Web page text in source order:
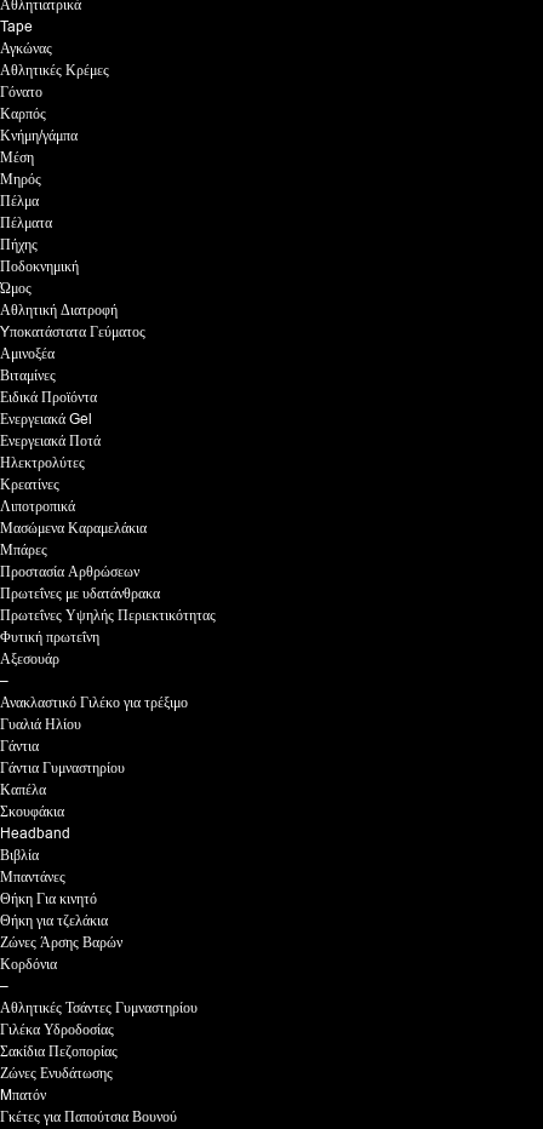
Αθλητιατρικά
Tape
Αγκώνας
Αθλητικές Κρέμες
Γόνατο
Καρπός
Κνήμη/γάμπα
Μέση
Μηρός
Πέλμα
Πέλματα
Πήχης
Ποδοκνημική
Ώμος
Αθλητική Διατροφή
Yποκατάστατα Γεύματος
Αμινοξέα
Βιταμίνες
Ειδικά Προϊόντα
Ενεργειακά Gel
Ενεργειακά Ποτά
Ηλεκτρολύτες
Κρεατίνες
Λιποτροπικά
Μασώμενα Καραμελάκια
Μπάρες
Προστασία Αρθρώσεων
Πρωτεΐνες με υδατάνθρακα
Πρωτεΐνες Υψηλής Περιεκτικότητας
Φυτική πρωτεΐνη
Αξεσουάρ
–
Ανακλαστικό Γιλέκο για τρέξιμο
Γυαλιά Ηλίου
Γάντια
Γάντια Γυμναστηρίου
Καπέλα
Σκουφάκια
Headband
Βιβλία
Μπαντάνες
Θήκη Για κινητό
Θήκη για τζελάκια
Ζώνες Άρσης Βαρών
Κορδόνια
–
Αθλητικές Τσάντες Γυμναστηρίου
Γιλέκα Υδροδοσίας
Σακίδια Πεζοπορίας
Ζώνες Ενυδάτωσης
Mπατόν
Γκέτες για Παπούτσια Βουνού